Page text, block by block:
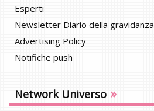
Esperti
Newsletter Diario della gravidanza
Advertising Policy
Notifiche push
Network Universo »